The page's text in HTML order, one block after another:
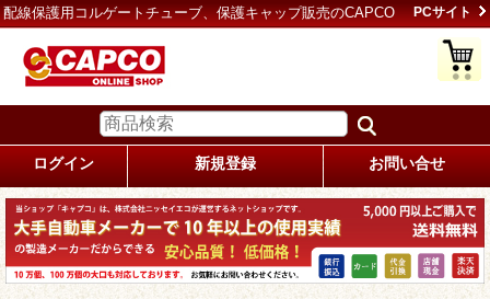
配線保護用コルゲートチューブ、保護キャップ販売のCAPCO PCサイト
ログイン 新規登録 お問い合せ